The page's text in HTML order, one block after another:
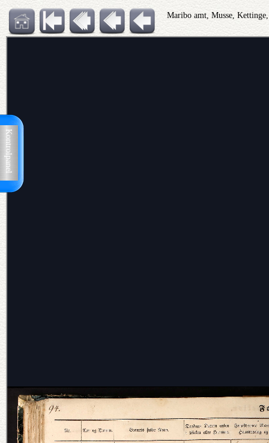
Kontrolpanel
Maribo amt, Musse,